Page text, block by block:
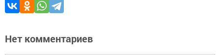
Нет комментариев